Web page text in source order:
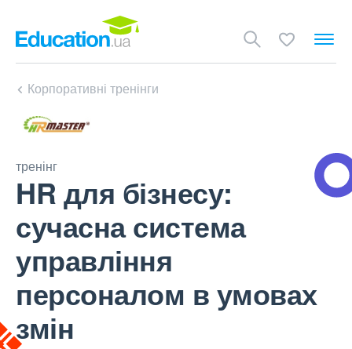
Корпоративні тренінги
тренінг
HR для бізнесу:
сучасна система
управління
персоналом в умовах
змін